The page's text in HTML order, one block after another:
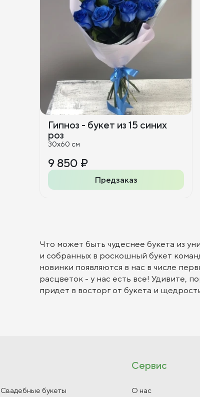
Гипноз - букет из 15 синих
роз
30x60 см
9 850 ₽
Предзаказ
Что может быть чудеснее букета из
и собранных в роскошный букет
новинки появляются в нас в числе
расцветок - у нас есть все! Удивите,
придет в восторг от букета и
Свадебные букеты
Сервис
О нас